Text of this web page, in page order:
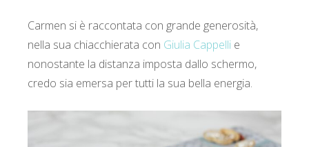
Carmen si è raccontata con grande generosità,
nella sua chiacchierata con Giulia Cappelli e
nonostante la distanza imposta dallo schermo,
credo sia emersa per tutti la sua bella energia.